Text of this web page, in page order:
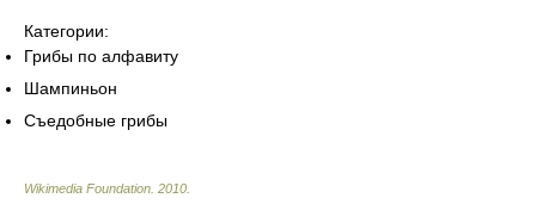
Категории:
Грибы по алфавиту
Шампиньон
Съедобные грибы
Wikimedia Foundation 2010